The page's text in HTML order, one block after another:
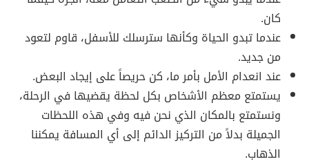
كان.
عندما تبدو الحياة وكأنها سترسلك للأسفل، قاوم لتعود
من جديد.
عند انعدام الأمل بأمر ما، كن حريصاً على إيجاد البعض.
يستمتع معظم الأشخاص بكل لحظة يقضيها في الرحلة،
ونستمتع بالمكان الذي نحن فيه وفي هذه اللحظات
الجميلة بدلاً من التركيز الدائم إلى أي المسافة يمكننا
الذهاب.